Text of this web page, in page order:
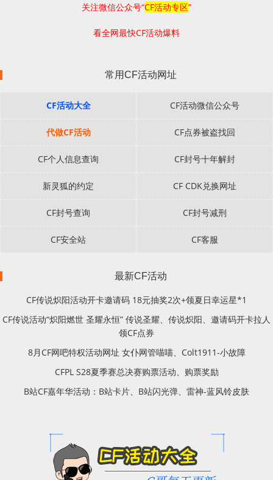
关注微信公众号“CF活动专区”
看全网最快CF活动爆料
常用CF活动网址
CF活动大全 CF活动微信公众号
代做CF活动 CF点券被盗找回
CF个人信息查询 CF封号十年解封
新灵狐的约定 CF CDK兑换网址
CF封号查询 CF封号减刑
CF安全站 CF客服
最新CF活动
CF传说炽阳活动开卡邀请码 18元抽奖2次+领夏日幸运星*1
CF传说活动“炽阳燃世 圣耀永恒” 传说圣耀、传说炽阳、邀请码开卡拉人
领CF点券
8月CF网吧特权活动网址 女仆网管喵喵、Colt1911-小故障
CFPL S28夏季赛总决赛购票活动、购票奖励
B站CF嘉年华活动：B站卡片、B站闪光弹、雷神-蓝风铃皮肤